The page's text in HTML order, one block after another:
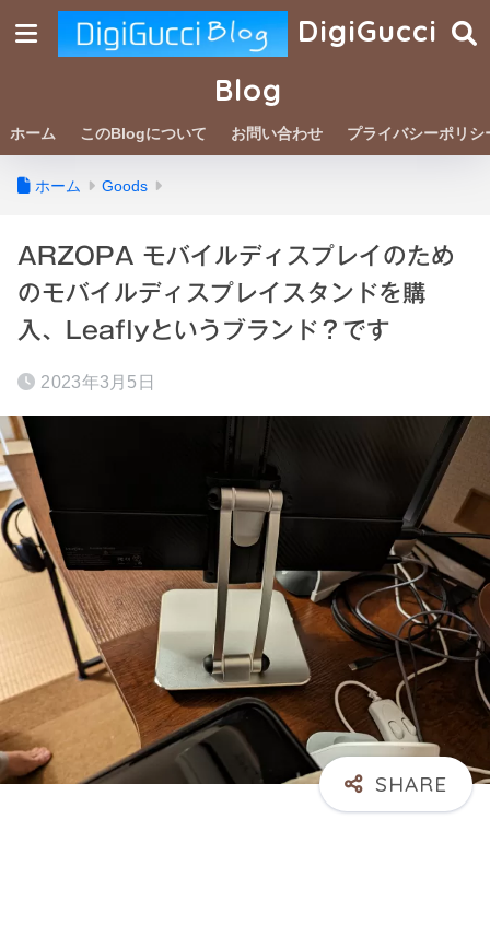
DigiGucci
Blog
ホーム このBlogについて お問い合わせ プライバシーポリシ
ホーム Goods
ARZOPA モバイルディスプレイのため
のモバイルディスプレイスタンドを購
入、Leaflyというブランド？です
2023年3月5日